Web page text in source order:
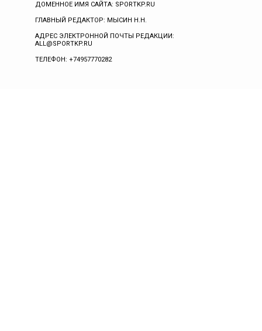
ДОМЕННОЕ ИМЯ САЙТА: SPORTKP.RU
ГЛАВНЫЙ РЕДАКТОР: МЫСИН Н.Н.
АДРЕС ЭЛЕКТРОННОЙ ПОЧТЫ РЕДАКЦИИ:
ALL@SPORTKP.RU
ТЕЛЕФОН: +74957770282